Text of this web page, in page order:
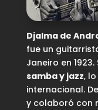
Djalma de
fue un
Janeiro en
samba y jazz,
internacional.
y colaboró con